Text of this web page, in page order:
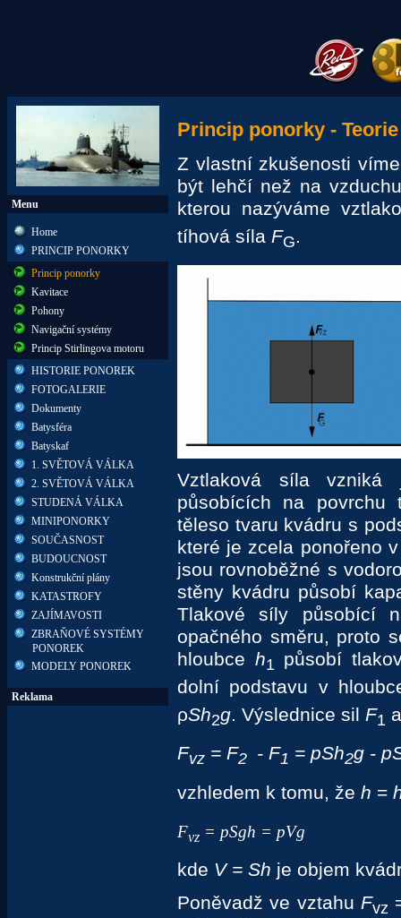
Menu
Home
PRINCIP PONORKY
Princip ponorky
Kavitace
Pohony
Navigační systémy
Princip Stirlingova motoru
HISTORIE PONOREK
FOTOGALERIE
Dokumenty
Batysféra
Batyskaf
1. SVĚTOVÁ VÁLKA
2. SVĚTOVÁ VÁLKA
STUDENÁ VÁLKA
MINIPONORKY
SOUČASNOST
BUDOUCNOST
Konstrukční plány
KATASTROFY
ZAJÍMAVOSTI
ZBRAŇOVÉ SYSTÉMY
PONOREK
MODELY PONOREK
Reklama
Princip ponorky - Teorie
Z vlastní zkušenosti
být lehčí než na
kterou nazýváme
tíhová síla FG.
Vztlaková síla vzniká
působících na povrchu
těleso tvaru kvádru s
které je zcela ponořeno
jsou rovnoběžné s
stěny kvádru působí
Tlakové síly působící
opačného směru, proto
hloubce h1 působí
dolní podstavu v
ρSh2g. Výslednice sil F1
Fvz = F2 - F1 = pSh2g -
vzhledem k tomu, že h =
Fvz = pSgh = pVg
kde V = Sh je objem
Poněvadž ve vztahu Fvz